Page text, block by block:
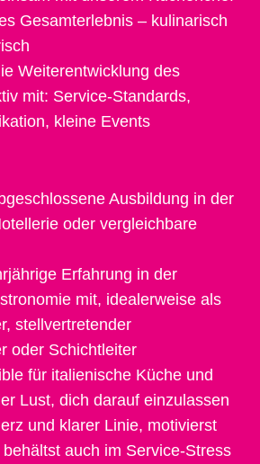
Gesamterlebnis – kulinarisch
Weiterentwicklung des
mit: Service-Standards,
kleine Events
Ausbildung in der
oder vergleichbare
Erfahrung in der
mit, idealerweise als
stellvertretender
oder Schichtleiter
für italienische Küche und
Lust, dich darauf einzulassen
und klarer Linie, motivierst
auch im Service-Stress